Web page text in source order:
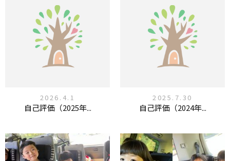
2026.4.1
自己評価（2025年...
2025.7.30
自己評価（2024年...